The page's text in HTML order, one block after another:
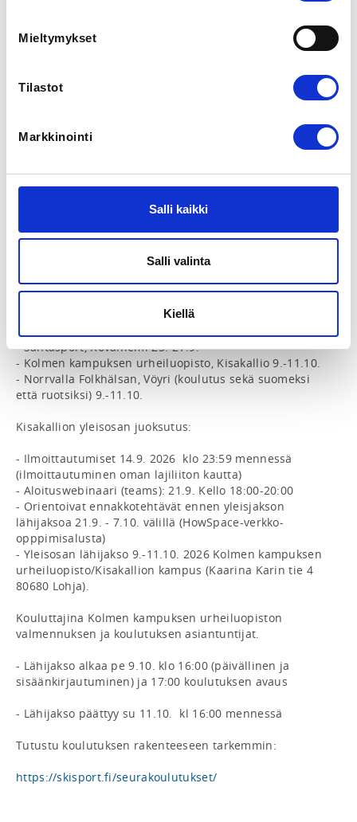
Mieltymykset
Tilastot
Markkinointi
Salli kaikki
Salli valinta
Kiellä
erikseen.
järjestetään samalla sisällöllä. Lisäksi Norrvalla
Valitse yksi sinulle sopiva yleisosa ja ilmoittaudu sille.
vaihdella. Tämä johtuu opistojen erilaisesta
hinnoittelusta majoituksen ja ruokailujen suhteen.
Tutustu hinnoittelussa tarkemmin eri
tämän lisäksi osallistuja maksaa itse mahdolliset
Ilmoittaudu yleisosalle oman lajiliittosi kautta.
Kauden 2026-2027 yleisosat:
- Vuokatti Sport, Vuokatti 18.-20.9.
- Santasport, Rovaniemi 25.-27.9.
- Kolmen kampuksen urheiluopisto, Kisakallio 9.-11.10.
- Norrvalla Folkhälsan, Vöyri (koulutus sekä suomeksi
että ruotsiksi) 9.-11.10.
Kisakallion yleisosan juoksutus:
- Ilmoittautumiset 14.9. 2026  klo 23:59 mennessä
(ilmoittautuminen oman lajiliiton kautta)
- Aloituswebinaari (teams): 21.9. Kello 18:00-20:00
- Orientoivat ennakkotehtävät ennen yleisjakson
lähijaksoa 21.9. - 7.10. välillä (HowSpace-verkko-
opppimisalusta)
- Yleisosan lähijakso 9.-11.10. 2026 Kolmen kampuksen
urheiluopisto/Kisakallion kampus (Kaarina Karin tie 4
80680 Lohja).
Kouluttajina Kolmen kampuksen urheiluopiston
valmennuksen ja koulutuksen asiantuntijat.
- Lähijakso alkaa pe 9.10. klo 16:00 (päivällinen ja
sisäänkirjautuminen) ja 17:00 koulutuksen avaus
- Lähijakso päättyy su 11.10.  kl 16:00 mennessä
Tutustu koulutuksen rakenteeseen tarkemmin:
https://skisport.fi/seurakoulutukset/